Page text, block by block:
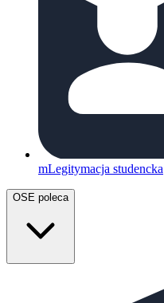
mLegitymacja studencka
OSE poleca